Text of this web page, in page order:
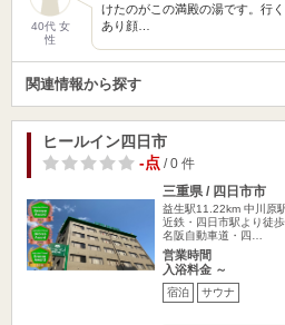
40代 女
性
けたのがこの満殿の湯です。行
あり顔…
関連情報から探す
ヒールイン四日市
-点/ 0 件
三重県 / 四日市市
益生駅11.22km 中川原
近鉄・四日市駅より徒
名阪自動車道・四…
営業時間
入浴料金 ～
宿泊 サウナ